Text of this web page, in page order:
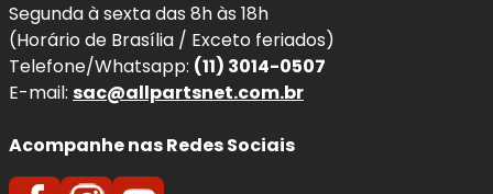
Segunda à sexta das 8h às 18h
(Horário de Brasília / Exceto feriados)
Telefone/Whatsapp: (11) 3014-0507
E-mail: sac@allpartsnet.com.br
Acompanhe nas Redes Sociais